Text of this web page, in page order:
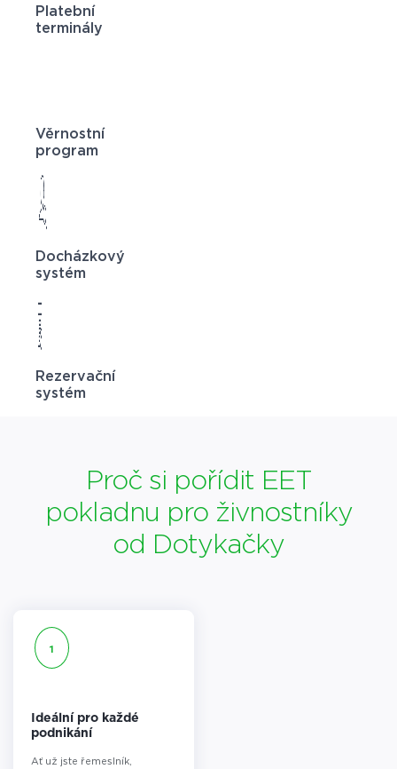
Platební
terminály
Věrnostní
program
Docházkový
systém
Rezervační
systém
Proč si pořídit EET
pokladnu pro živnostníky
od Dotykačky
1
Ideální pro každé
podnikání
Ať už jste řemeslník,